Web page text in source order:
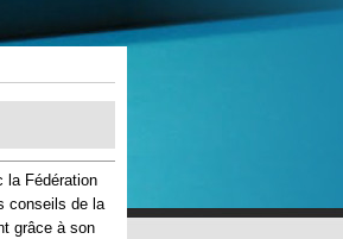
la Fédération
conseils de la
grâce à son